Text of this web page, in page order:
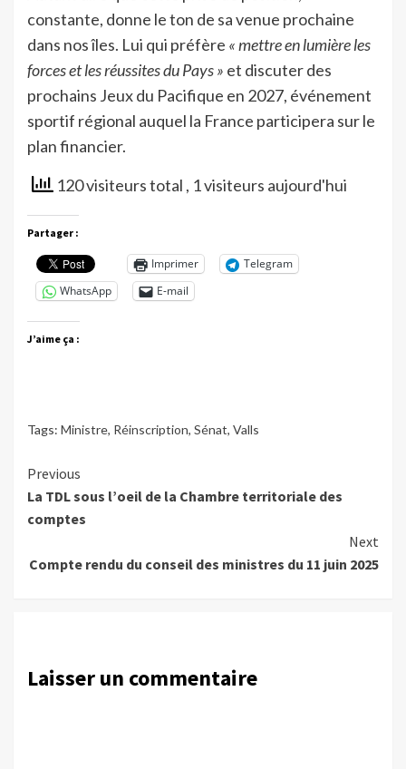
constante, donne le ton de sa venue prochaine
dans nos îles. Lui qui préfère « mettre en lumière les
forces et les réussites du Pays » et discuter des
prochains Jeux du Pacifique en 2027, événement
sportif régional auquel la France participera sur le
plan financier.
120 visiteurs total , 1 visiteurs aujourd'hui
Partager :
Imprimer
Telegram
WhatsApp
E-mail
J’aime ça :
Tags: Ministre, Réinscription, Sénat, Valls
Continue
Reading
Previous
La TDL sous l’oeil de la Chambre territoriale des
comptes
Next
Compte rendu du conseil des ministres du 11 juin 2025
Laisser un commentaire